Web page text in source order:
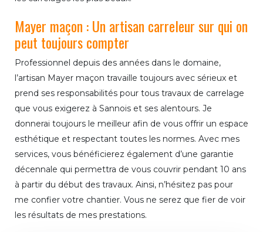
Mayer maçon : Un artisan carreleur sur qui on
peut toujours compter
Professionnel depuis des années dans le domaine,
l’artisan Mayer maçon travaille toujours avec sérieux et
prend ses responsabilités pour tous travaux de carrelage
que vous exigerez à Sannois et ses alentours. Je
donnerai toujours le meilleur afin de vous offrir un espace
esthétique et respectant toutes les normes. Avec mes
services, vous bénéficierez également d’une garantie
décennale qui permettra de vous couvrir pendant 10 ans
à partir du début des travaux. Ainsi, n’hésitez pas pour
me confier votre chantier. Vous ne serez que fier de voir
les résultats de mes prestations.